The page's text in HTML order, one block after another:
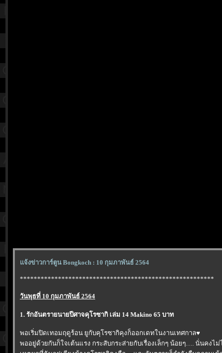
จ้งข่าวการ์ตูน Bongkoch : 10 กุมภาพันธ์ 2564
********************************************************
วันพุธที่ 10 กุมภาพันธ์ 2564
1. รักอันตรายนายปีศาจคุโรซากิ เล่ม 14 Makino 65 บาท
พอเริ่มปิดเทอมฤดูร้อน ยูกับคุโรซากิคุงก็ออกเดทในงานเทศกาล♥
พออยู่ด้วยกันก็ใจเต้นแรง กระสับกระส่ายกับเรื่องเล็กๆ น้อยๆ…. นั่นคงไ